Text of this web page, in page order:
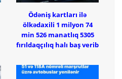
Ödəniş kartları ilə
ölkədaxili 1 milyon 74
min 526 manatlıq 5305
fırıldaqçılıq halı baş verib